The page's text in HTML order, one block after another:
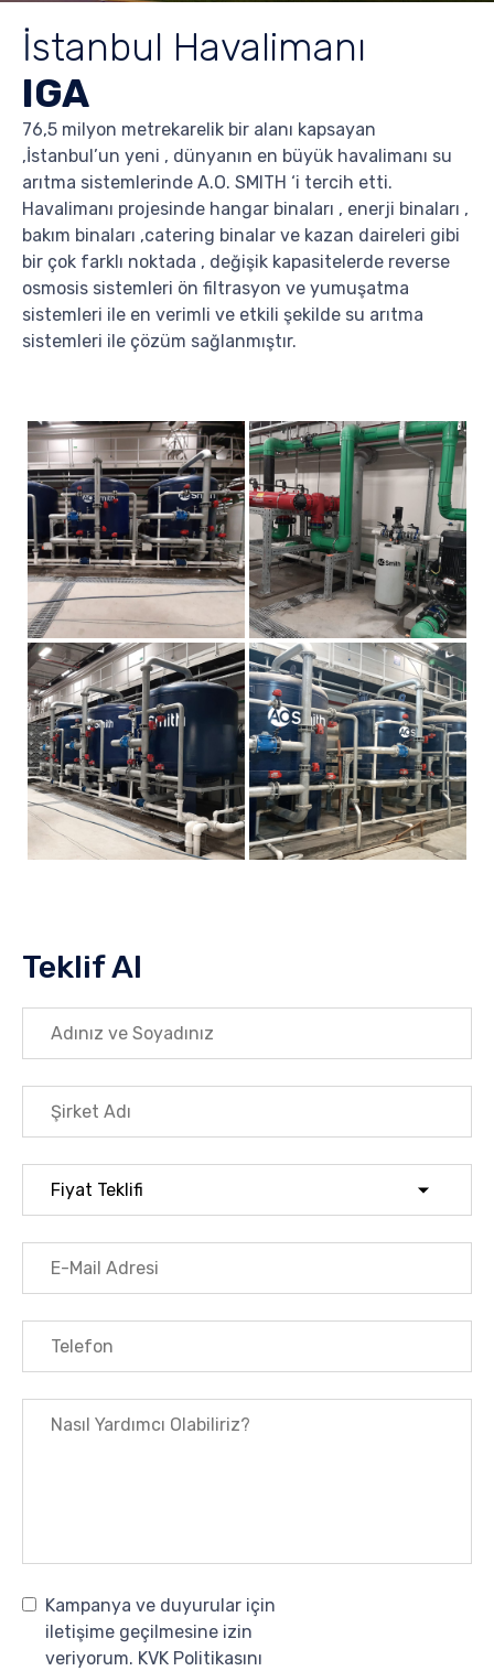
İstanbul Havalimanı
IGA
76,5 milyon metrekarelik bir alanı kapsayan
,İstanbul’un yeni , dünyanın en büyük havalimanı su
arıtma sistemlerinde A.O. SMITH ‘i tercih etti.
Havalimanı projesinde hangar binaları , enerji binaları ,
bakım binaları ,catering binalar ve kazan daireleri gibi
bir çok farklı noktada , değişik kapasitelerde reverse
osmosis sistemleri ön filtrasyon ve yumuşatma
sistemleri ile en verimli ve etkili şekilde su arıtma
sistemleri ile çözüm sağlanmıştır.
Teklif Al
Kampanya ve duyurular için
iletişime geçilmesine izin
veriyorum. KVK Politikasını